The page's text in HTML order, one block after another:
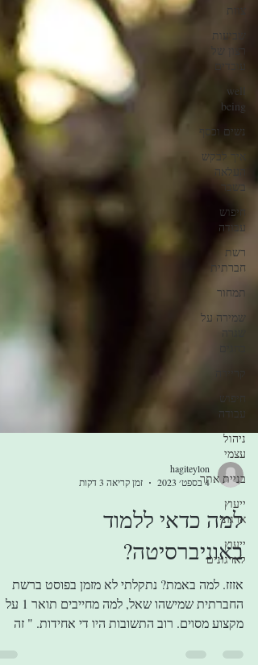
צוות
שביעות
רצון של
עובדים
well
being
נשים וכסף
איך לבקש
העלאה
בשכר
חיפוש
עבודה
רשת
חברתית
תמחור
שמירה על
שגרה
קריירה
חיפוש
עבודה
ניהול
עצמי
בניית אתר
ייעוץ
ארגוני
ייעוץ
לארגונים
4 בספט׳ 2023
זמן קריאה 3 דקות
למה כדאי ללמוד
באוניברסיטה?
אזזז. למה באמת? נתקלתי לא מזמן בפוסט ברשת
מקצוע מסוים. רוב התשובות היו די אחידות. " זה